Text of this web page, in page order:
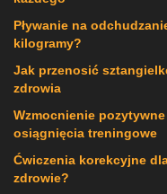
Pływanie na
kilogramy?
Jak przenosić
zdrowia
Wzmocnienie
osiągnięcia treningowe
Ćwiczenia korekcyjne
zdrowie?